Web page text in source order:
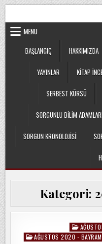
Skip
to
content
veya cemaatin
MENU
BAŞLANGIÇ
HAKKIMIZDA
YAYINLAR KITAP
SERBEST KÜRSÜ
SORGUNLU BILIM ADAMLARI
SORGUN KRONOLOJISI
Kategori:
Posted
in
AĞUSTOS 2020 -